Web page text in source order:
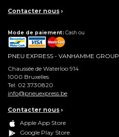
Contacter nous ›
Mode de paiement: Cash ou
PNEU EXPRESS - VANHAMME GROUP
Chaussée de Waterloo 914
1000 Bruxelles
Tel: 02 3730820
info@pneuexpress.be
Contacter nous ›
Apple App Store
Google Play Store